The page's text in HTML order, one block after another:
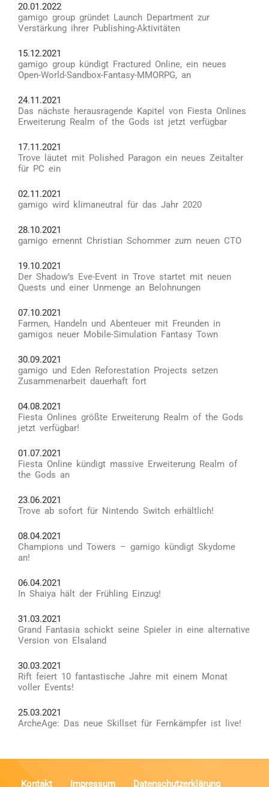
20.01.2022
gamigo group gründet Launch Department zur
Verstärkung ihrer Publishing-Aktivitäten
15.12.2021
gamigo group kündigt Fractured Online, ein neues
Open-World-Sandbox-Fantasy-MMORPG, an
24.11.2021
Das nächste herausragende Kapitel von Fiesta Onlines
Erweiterung Realm of the Gods ist jetzt verfügbar
17.11.2021
Trove läutet mit Polished Paragon ein neues Zeitalter
für PC ein
02.11.2021
gamigo wird klimaneutral für das Jahr 2020
28.10.2021
gamigo ernennt Christian Schommer zum neuen CTO
19.10.2021
Der Shadow’s Eve-Event in Trove startet mit neuen
Quests und einer Unmenge an Belohnungen
07.10.2021
Farmen, Handeln und Abenteuer mit Freunden in
gamigos neuer Mobile-Simulation Fantasy Town
30.09.2021
gamigo und Eden Reforestation Projects setzen
Zusammenarbeit dauerhaft fort
04.08.2021
Fiesta Onlines größte Erweiterung Realm of the Gods
jetzt verfügbar!
01.07.2021
Fiesta Online kündigt massive Erweiterung Realm of
the Gods an
23.06.2021
Trove ab sofort für Nintendo Switch erhältlich!
08.04.2021
Champions und Towers – gamigo kündigt Skydome
an!
06.04.2021
In Shaiya hält der Frühling Einzug!
31.03.2021
Grand Fantasia schickt seine Spieler in eine alternative
Version von Elsaland
30.03.2021
Rift feiert 10 fantastische Jahre mit einem Monat
voller Events!
25.03.2021
ArcheAge: Das neue Skillset für Fernkämpfer ist live!
Kontakt Impressum Datenschutzerklärung